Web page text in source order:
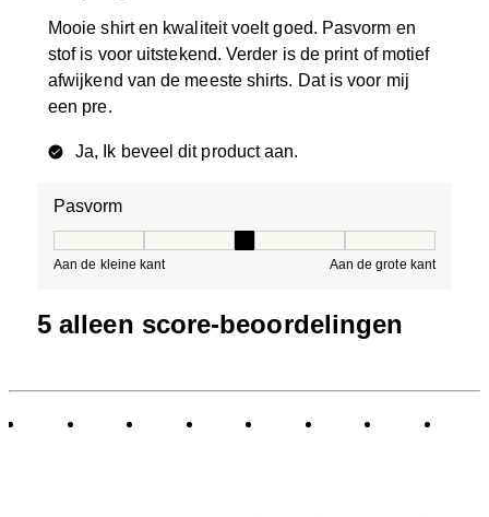
Mooie shirt en kwaliteit voelt goed. Pasvorm en
stof is voor uitstekend. Verder is de print of motief
afwijkend van de meeste shirts. Dat is voor mij
een pre.
Ja, Ik beveel dit product aan.
Pasvorm
Aan de kleine kant Aan de grote kant
5 alleen score-beoordelingen